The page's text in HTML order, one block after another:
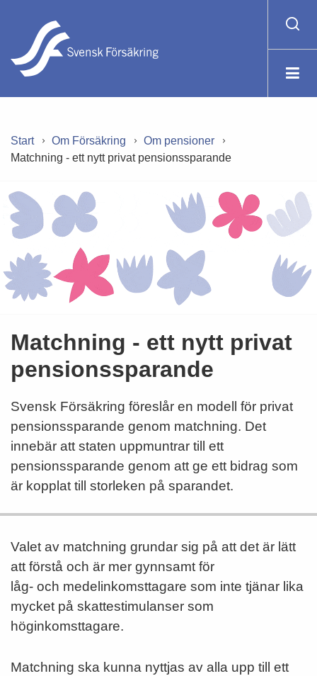
Start Om Försäkring
Om pensioner
Matchning - ett nytt privat pensionssparande
Matchning - ett nytt privat
pensionssparande
Svensk Försäkring föreslår en modell för privat
pensionssparande genom matchning. Det
innebär att staten uppmuntrar till ett
pensionssparande genom att ge ett bidrag som
är kopplat till storleken på sparandet.
Valet av matchning grundar sig på att det är lätt
att förstå och är mer gynnsamt för
låg- och medelinkomsttagare som inte tjänar lika
mycket på skattestimulanser som
höginkomsttagare.
Matchning ska kunna nyttjas av alla upp till ett